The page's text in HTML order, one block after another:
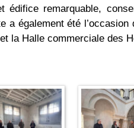
remarquable,
également été
la Halle commerciale des